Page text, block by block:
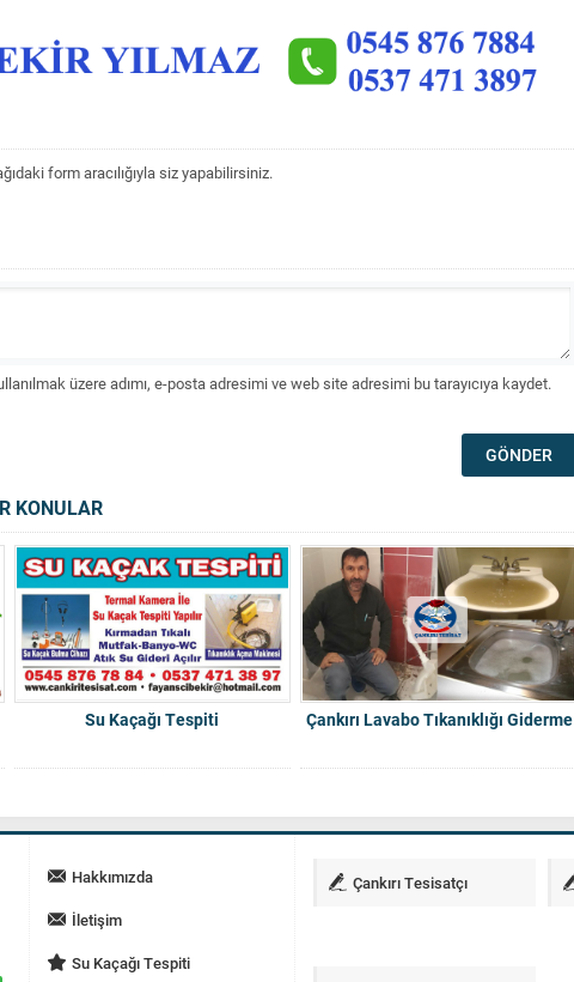
form aracılığıyla siz yapabilirsiniz.
üzere adımı, e-posta adresimi ve web site adresimi bu tarayıcıya kaydet.
KONULAR
Su Kaçağı Tespiti Çankırı Lavabo Tıkanıklığı Giderme
Hakkımızda
İletişim
Su Kaçağı Tespiti
Çankırı Tesisatçı